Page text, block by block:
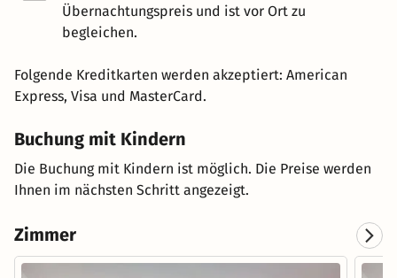
Übernachtungspreis und ist vor Ort zu
begleichen.
Folgende Kreditkarten werden akzeptiert: American
Express, Visa und MasterCard.
Buchung mit Kindern
Die Buchung mit Kindern ist möglich. Die Preise werden
Ihnen im nächsten Schritt angezeigt.
Zimmer